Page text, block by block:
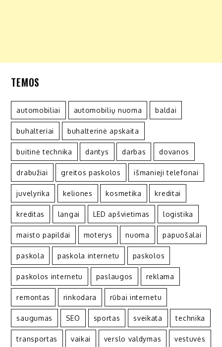
TEMOS
automobiliai automobilių nuoma baldai
buhalteriai buhalterinė apskaita
buitinė technika dantys darbas dovanos
drabužiai greitos paskolos išmanieji telefonai
juvelyrika keliones kosmetika kreditai
kreditas langai LED apšvietimas logistika
maisto papildai moterys nuoma papuošalai
paskola paskola internetu paskolos
paskolos internetu paslaugos reklama
remontas rinkodara rūbai internetu
saugumas SEO sportas sveikata technika
transportas vaikai verslo valdymas vestuvės